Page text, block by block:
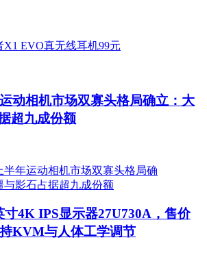
动相机市场双寡头格局确立：大
超九成份额
寸4K IPS显示器27U730A，售价
KVM与人体工学调节